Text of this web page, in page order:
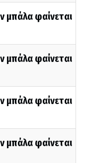
μπάλα φαίνεται
μπάλα φαίνεται
μπάλα φαίνεται
μπάλα φαίνεται